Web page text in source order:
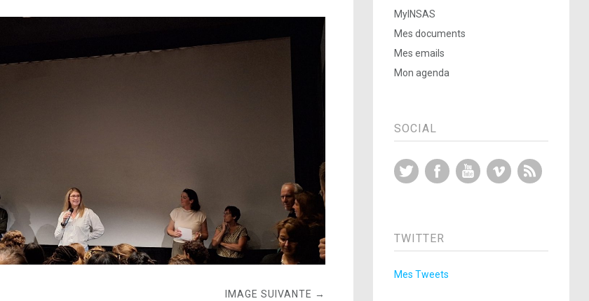
IMAGE SUIVANTE →
MyINSAS
Mes documents
Mes emails
Mon agenda
SOCIAL
Twitter FacebookYouTubeVimeo
TWITTER
Mes Tweets